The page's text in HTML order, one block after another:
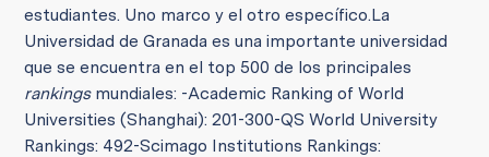
estudiantes. Uno marco y el otro específico.La
Universidad de Granada es una importante universidad
que se encuentra en el top 500 de los principales
rankingsmundiales: -Academic Ranking of World
Universities (Shanghai): 201-300-QS World University
Rankings: 492-Scimago Institutions Rankings: